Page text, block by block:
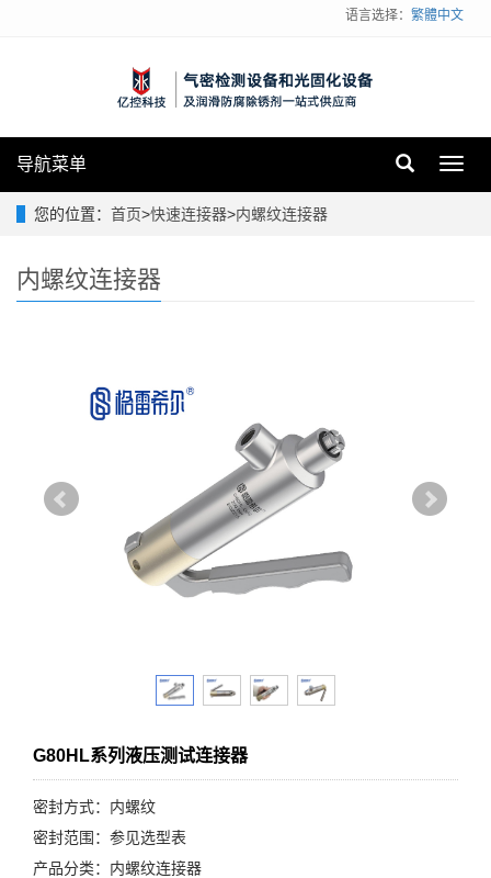
语言选择： 繁體中文
导航菜单
您的位置： 首页>快速连接器>内螺纹连接器
内螺纹连接器
G80HL系列液压测试连接器
密封方式：内螺纹
密封范围：参见选型表
产品分类：内螺纹连接器